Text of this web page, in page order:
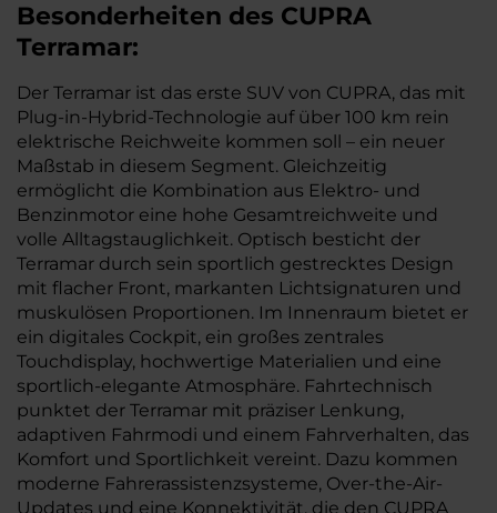
Besonderheiten des CUPRA
Terramar:
Der Terramar ist das erste SUV von CUPRA, das mit
Plug-in-Hybrid-Technologie auf über 100 km rein
elektrische Reichweite kommen soll – ein neuer
Maßstab in diesem Segment. Gleichzeitig
ermöglicht die Kombination aus Elektro- und
Benzinmotor eine hohe Gesamtreichweite und
volle Alltagstauglichkeit. Optisch besticht der
Terramar durch sein sportlich gestrecktes Design
mit flacher Front, markanten Lichtsignaturen und
muskulösen Proportionen. Im Innenraum bietet er
ein digitales Cockpit, ein großes zentrales
Touchdisplay, hochwertige Materialien und eine
sportlich-elegante Atmosphäre. Fahrtechnisch
punktet der Terramar mit präziser Lenkung,
adaptiven Fahrmodi und einem Fahrverhalten, das
Komfort und Sportlichkeit vereint. Dazu kommen
moderne Fahrerassistenzsysteme, Over-the-Air-
Updates und eine Konnektivität, die den CUPRA